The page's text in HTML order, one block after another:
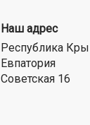
Наш адрес
Республика
Евпатория
Советская 16